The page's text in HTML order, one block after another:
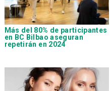
Más del 80% de participantes
en BC Bilbao aseguran
repetirán en 2024